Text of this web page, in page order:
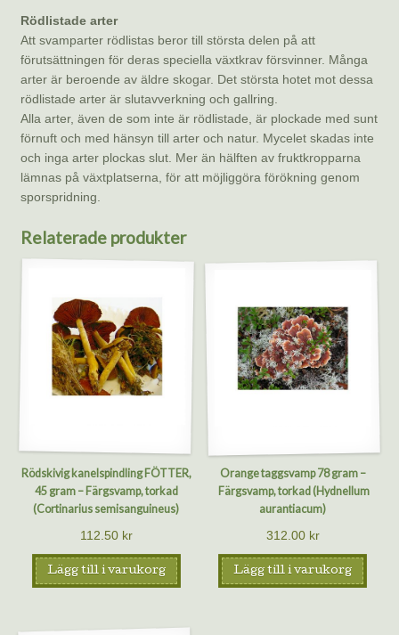
Rödlistade arter
Att svamparter rödlistas beror till största delen på att
förutsättningen för deras speciella växtkrav försvinner. Många
arter är beroende av äldre skogar. Det största hotet mot dessa
rödlistade arter är slutavverkning och gallring.
Alla arter, även de som inte är rödlistade, är plockade med sunt
förnuft och med hänsyn till arter och natur. Mycelet skadas inte
och inga arter plockas slut. Mer än hälften av fruktkropparna
lämnas på växtplatserna, för att möjliggöra förökning genom
sporspridning.
Relaterade produkter
Rödskivig kanelspindling FÖTTER,
45 gram – Färgsvamp, torkad
(Cortinarius semisanguineus)
112.50 kr
Lägg till i varukorg
Orange taggsvamp 78 gram –
Färgsvamp, torkad (Hydnellum
aurantiacum)
312.00 kr
Lägg till i varukorg